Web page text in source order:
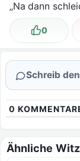
„Na dann
Lustig
0
Schreib
0
Ähnliche